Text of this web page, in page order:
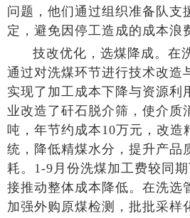
问题，他们通过组织准备队支
定，避免因停工造成的成本浪
技改优化，选煤降成。在
通过对洗煤环节进行技术改造
实现了加工成本下降与资源利
业改造了矸石脱介筛，使介质
吨，年节约成本10万元，改造
统，降低精煤水分，提升产品
耗。1-9月份洗煤加工费较同
接推动整体成本降低。在洗选
加强外购原煤检测，批批采样